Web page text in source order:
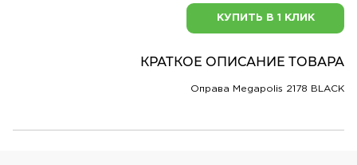
КУПИТЬ В 1 КЛИК
КРАТКОЕ ОПИСАНИЕ ТОВАРА
Оправа Megapolis 2178 BLACK